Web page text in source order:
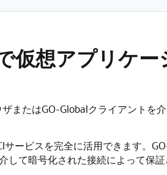
想アプリケー
またはGO-Globalクライアントを
サービスを完全に活用できます。
て暗号化された接続によって保証